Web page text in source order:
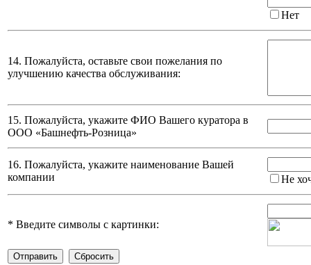
Нет
14. Пожалуйста, оставьте свои пожелания по
улучшению качества обслуживания:
15. Пожалуйста, укажите ФИО Вашего куратора в
ООО «Башнефть-Розница»
16. Пожалуйста, укажите наименование Вашей
компании
Не
* Введите символы с картинки: